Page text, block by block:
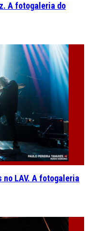
A fotogaleria do
no LAV. A fotogaleria